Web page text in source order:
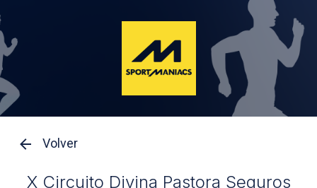
Volver
X Circuito Divina Pastora Seguros